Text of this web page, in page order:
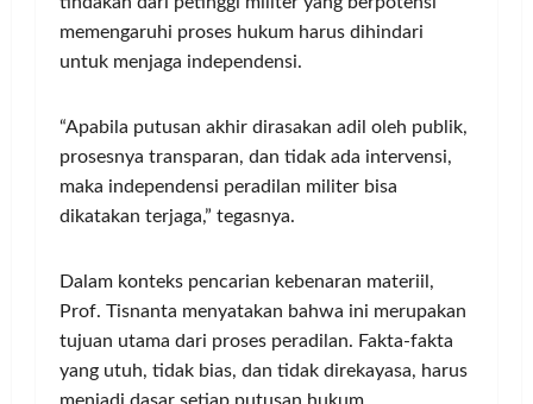
memengaruhi proses hukum harus dihindari
untuk menjaga independensi.
“Apabila putusan akhir dirasakan adil oleh publik,
prosesnya transparan, dan tidak ada intervensi,
maka independensi peradilan militer bisa
dikatakan terjaga,” tegasnya.
Dalam konteks pencarian kebenaran materiil,
Prof. Tisnanta menyatakan bahwa ini merupakan
tujuan utama dari proses peradilan. Fakta-fakta
yang utuh, tidak bias, dan tidak direkayasa, harus